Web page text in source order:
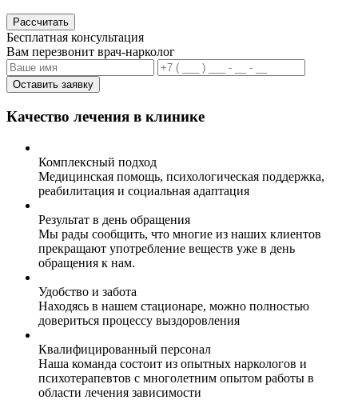
Рассчитать
Бесплатная консультация
Вам перезвонит врач-нарколог
Оставить заявку
Качество лечения в клинике
Комплексный подход
Медицинская помощь, психологическая поддержка,
реабилитация и социальная адаптация
Результат в день обращения
Мы рады сообщить, что многие из наших клиентов
прекращают употребление веществ уже в день
обращения к нам.
Удобство и забота
Находясь в нашем стационаре, можно полностью
довериться процессу выздоровления
Квалифицированный персонал
Наша команда состоит из опытных наркологов и
психотерапевтов с многолетним опытом работы в
области лечения зависимости